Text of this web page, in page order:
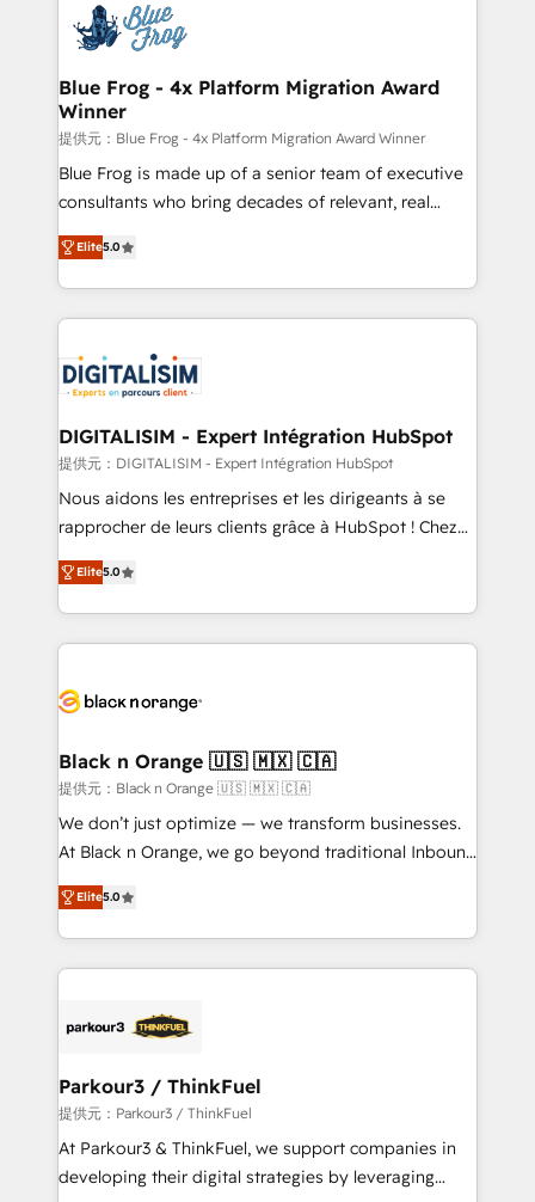
team of 25+ experts Contact us today to help you
get more from your investment in HubSpot.
Implementation partner, we provide expertise to
drive your business forward. Since 2015 we are fully
dedicated to HubSpot and with an experienced
team (50+), we work with reputable companies in
B2B sectors such as manufacturing, SaaS and
business services. We prepare a customized
business case that demonstrates the value and
detailed financial rationale with a focus on ROI and
TCO. As a trusted extension of your team, we
business up for long-term success. Unlock your
business. If not now, when?
Blue Frog - 4x Platform Migration Award
Winner
提供元：Blue Frog - 4x Platform Migration Award Winner
Blue Frog is made up of a senior team of executive
consultants who bring decades of relevant, real
world experience to our client engagements. "Blue
Frog is a top, trusted partner in HubSpot's
ecosystem for a reason. Their team brings over a
decade of experience to the table, along with deep
for driving growth. They are committed to helping
our customers grow and finding solutions that fit
their unique business needs. We are thrilled to have
Blue Frog in the HubSpot ecosystem leading the
way for customers!" - Yamini Rangan, CEO of
HubSpot “Our experience with the team at Blue Frog
of experience and quality of skilled staff has earned
them a trusted reputation within the HubSpot
clients.” - Brian Garvey, VP, Solutions Partner
Program, HubSpot.
Elite5.0
DIGITALISIM - Expert Intégration HubSpot
提供元：DIGITALISIM - Expert Intégration HubSpot
Nous aidons les entreprises et les dirigeants à se
rapprocher de leurs clients grâce à HubSpot ! Chez
DIGITALISIM, nous avons l'intime conviction que la
réussite des entreprises passe par l’innovation web,
le marketing digital, et la relation client ! C'est
pourquoi, nos experts sont à la fois capables de
référencement, votre stratégie digitale et le pilotage
projet HubSpot avec DIGITALISIM : 🧽 Nettoyage,
migration et intégration des bases de données. 🚀
Développement des interfaces avec vos logiciels
métiers ⚙️ Configuration de la plateforme HubSpot
Book Process & Guidelines utilisateurs 🎓
Formations des utilisateurs
Elite5.0
Black n Orange 🇺🇸 🇲🇽 🇨🇦
提供元：Black n Orange 🇺🇸 🇲🇽 🇨🇦
We don’t just optimize — we transform businesses.
At Black n Orange, we go beyond traditional Inbound
Marketing with our exclusive methodologies:
BOOMS and BOOST. Together, they form a powerful
combination that has driven success for over 800
businesses worldwide. As Elite HubSpot Partners, we
strategies that integrate data-driven marketing,
companies scale faster and smarter. 🔹 BOOMS:
Demand generation for all your buyers With BOOMS,
you invest in 100% of your buyers, accelerating your
growth and positioning yourself as an undisputed
Elite5.0
Parkour3 / ThinkFuel
提供元：Parkour3 / ThinkFuel
At Parkour3 & ThinkFuel, we support companies in
developing their digital strategies by leveraging